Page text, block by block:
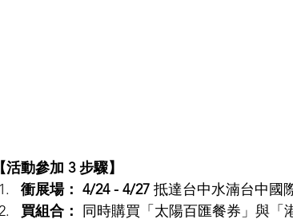
【活動參加 3 步驟】
衝展場： 4/24 - 4/27 抵達台中水湳台中國
買組合：
同時購買「太陽百匯餐券」與「